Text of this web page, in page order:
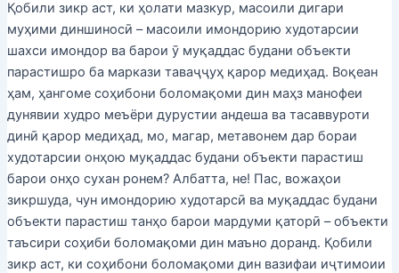
Қобили зикр аст, ки ҳолати мазкур, масоили дигари
муҳими диншиносӣ – масоили имондорию худотарсии
шахси имондор ва барои ӯ муқаддас будани объекти
парастишро ба маркази таваҷҷуҳ қарор медиҳад. Воқеан
ҳам, ҳангоме соҳибони боломақоми дин маҳз манофеи
дунявии худро меъёри дурустии андеша ва тасаввуроти
динӣ қарор медиҳад, мо, магар, метавонем дар бораи
худотарсии онҳою муқаддас будани объекти парастиш
барои онҳо сухан ронем? Албатта, не! Пас, вожаҳои
зикршуда, чун имондорию худотарсӣ ва муқаддас будани
объекти парастиш танҳо барои мардуми қаторӣ – объекти
таъсири соҳиби боломақоми дин маъно доранд. Қобили
зикр аст, ки соҳибони боломақоми дин вазифаи иҷтимоии